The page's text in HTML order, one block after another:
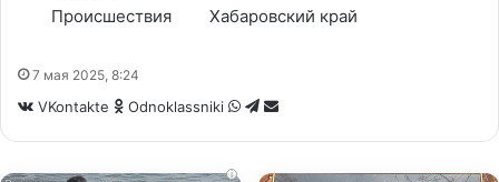
Происшествия
Хабаровский край
7 мая 2025, 8:24
VKontakte Odnoklassniki WhatsApp
Telegram
Share
i